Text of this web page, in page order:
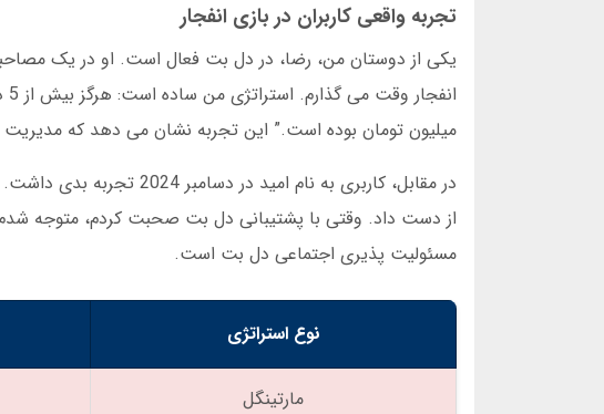
تجربه واقعی کاربران در بازی انفجار
میلیون تومان بوده است.” این تجربه نشان می دهد که
از دست داد. وقتی با پشتیبانی دل بت صحبت کردم، متوجه شدم
مسئولیت پذیری اجتماعی دل بت است.
نوع استراتژی
مارتینگل